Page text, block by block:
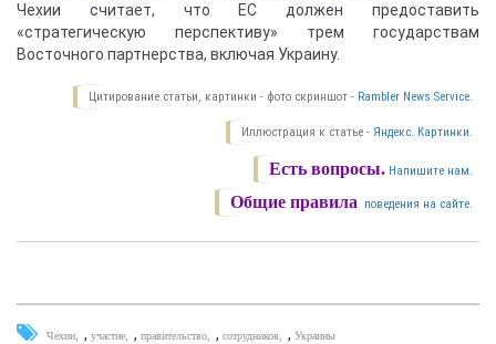
Чехии считает, что ЕС должен предоставить
«стратегическую перспективу» трем государствам
Восточного партнерства, включая Украину.
Цитирование статьи, картинки - фото скриншот - Rambler News Service.
Иллюстрация к статье - Яндекс. Картинки.
Есть вопросы. Напишите нам.
Общие правила поведения на сайте.
Чехии , участие , правительство , сотрудников , Украины